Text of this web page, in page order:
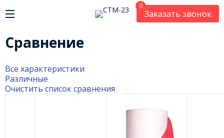
0
Заказать звонок
Сравнение
Все характеристики
Различные
Очистить список сравнения